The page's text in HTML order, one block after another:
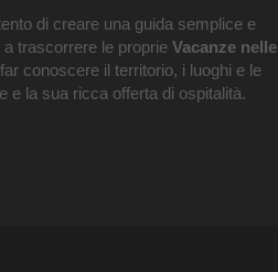
di creare una guida semplice e
trascorrere le proprie Vacanze nelle
conoscere il territorio, i luoghi e le
e la sua ricca offerta di ospitalità.